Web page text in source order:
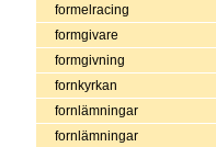
formelracing
formgivare
formgivning
fornkyrkan
fornlämningar
fornlämningar